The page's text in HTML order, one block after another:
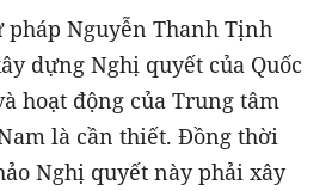
Nguyễn Thanh Tịnh
dựng Nghị quyết của Quốc
hoạt động của Trung tâm
là cần thiết. Đồng thời
Nghị quyết này phải xây